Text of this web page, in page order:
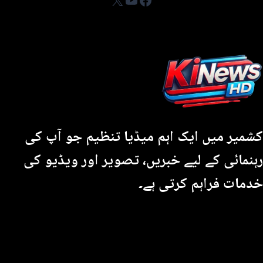
کشمیر میں ایک اہم میڈیا تنظیم جو آپ کی
رہنمائی کے لیے خبریں، تصویر اور ویڈیو کی
خدمات فراہم کرتی ہے۔